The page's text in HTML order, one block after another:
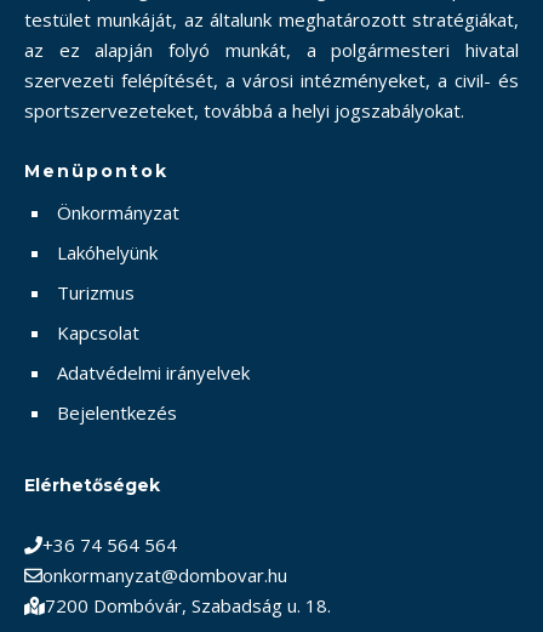
testület munkáját, az általunk meghatározott stratégiákat,
az ez alapján folyó munkát, a polgármesteri hivatal
szervezeti felépítését, a városi intézményeket, a civil- és
sportszervezeteket, továbbá a helyi jogszabályokat.
Menüpontok
Önkormányzat
Lakóhelyünk
Turizmus
Kapcsolat
Adatvédelmi irányelvek
Bejelentkezés
Elérhetőségek
+36 74 564 564
onkormanyzat@dombovar.hu
7200 Dombóvár, Szabadság u. 18.